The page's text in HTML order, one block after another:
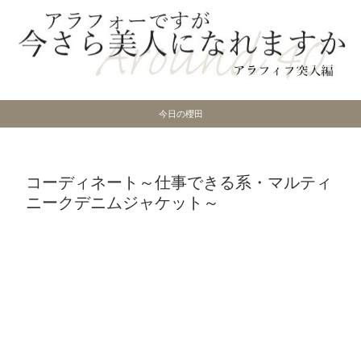
今日の櫻田
コーディネート～仕事できる系・マルティ
ニークデニムジャケット～